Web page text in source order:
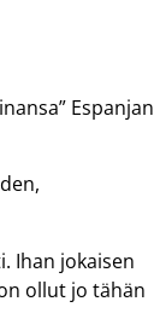
Espanjan
Ihan jokaisen
ollut jo tähän